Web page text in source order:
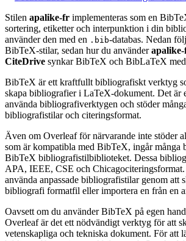
Stilen apalike-fr implementeras som en
sortering, etiketter och interpunktion i din
använder den med en .bib-databas. Nedan
BibTeX-stilar, sedan hur du använder
CiteDrive synkar BibTeX och BibLaTeX
BibTeX är ett kraftfullt bibliografiskt verktyg
skapa bibliografier i LaTeX-dokument. Det är
använda bibliografiverktygen och stöder
bibliografistilar och citeringsformat.
Även om Overleaf för närvarande inte stöder
som är kompatibla med BibTeX, ingår många
BibTeX bibliografistilbiblioteket. Dessa
APA, IEEE, CSE och
använda anpassade bibliografistilar genom att
bibliografi formatfil eller importera en från en
Oavsett om du använder BibTeX på egen
Overleaf är det ett nödvändigt verktyg för att
vetenskapliga och tekniska dokument. För att